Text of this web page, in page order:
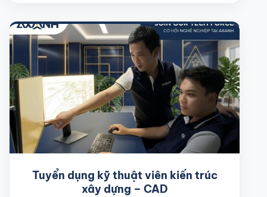
Tuyển dụng kỹ thuật viên kiến trúc
xây dựng – CAD